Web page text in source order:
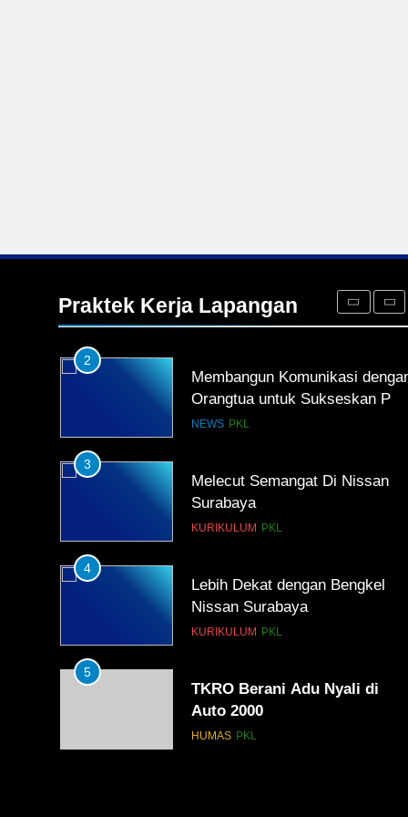
Praktek Kerja Lapangan
1
di Wilayah Surabaya
NEWS
2
Membangun Komunikasi
Orangtua untuk Sukseskan PKL
Kompetensi Keahlian TKRO
NEWS PKL
3
Melecut Semangat Di Nissan
Surabaya
KURIKULUM PKL
4
Lebih Dekat dengan Bengkel
Nissan Surabaya
KURIKULUM PKL
5
TKRO Berani Adu Nyali di
Auto 2000
HUMAS PKL